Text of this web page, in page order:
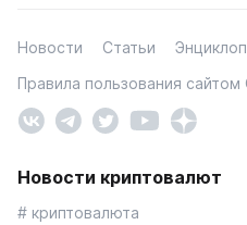
Новости Статьи
Правила пользования сайтом
Новости криптовалют
# криптовалюта